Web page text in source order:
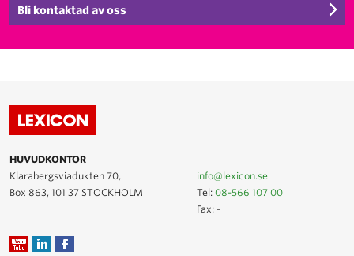
Bli kontaktad av oss
HUVUDKONTOR
Klarabergsviadukten 70,
Box 863, 101 37 STOCKHOLM
info@lexicon.se
Tel:08-566 107 00
Fax: -